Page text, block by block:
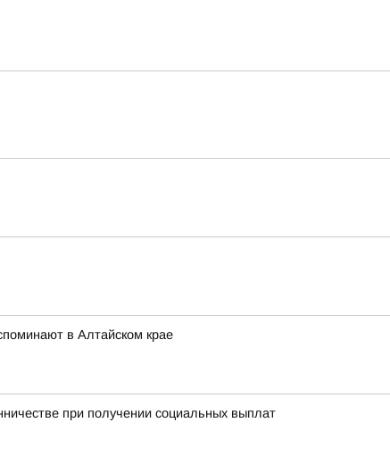
в Алтайском крае
при получении социальных выплат